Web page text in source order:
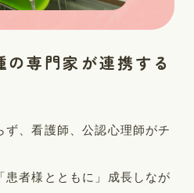
の専門家が連携する
ず、看護師、公認心理師がチ
患者様とともに」成長しなが